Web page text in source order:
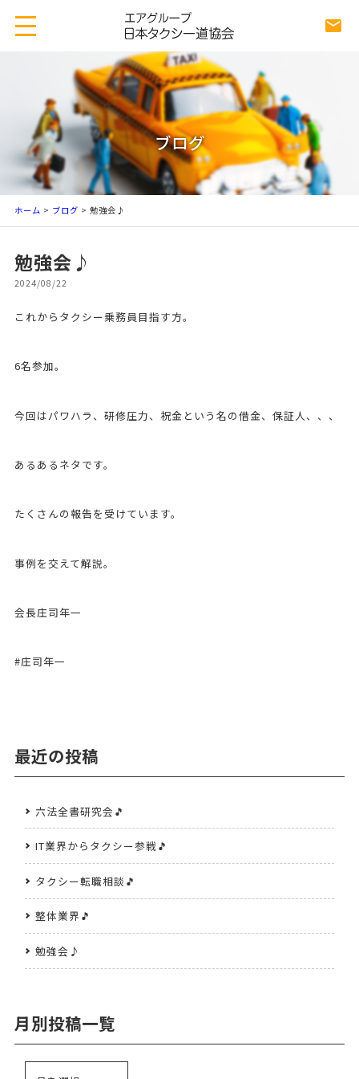
ブログ
ホーム > ブログ > 勉強会♪
勉強会♪
2024/08/22
これからタクシー乗務員目指す方。
6名参加。
今回はパワハラ、研修圧力、祝金という名の借金、保証人、、、
あるあるネタです。
たくさんの報告を受けています。
事例を交えて解説。
会長庄司年一
#庄司年一
最近の投稿
六法全書研究会🎵
IT業界からタクシー参戦🎵
タクシー転職相談🎵
整体業界🎵
勉強会♪
月別投稿一覧